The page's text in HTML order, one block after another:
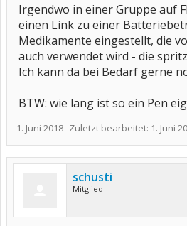
Irgendwo in einer Gruppe auf
einen Link zu einer
Medikamente eingestellt, die
auch verwendet wird - die
Ich kann da bei Bedarf gerne
BTW: wie lang ist so ein Pen
1. Juni 2018 Zuletzt bearbeitet: 1. Juni
schusti
Mitglied